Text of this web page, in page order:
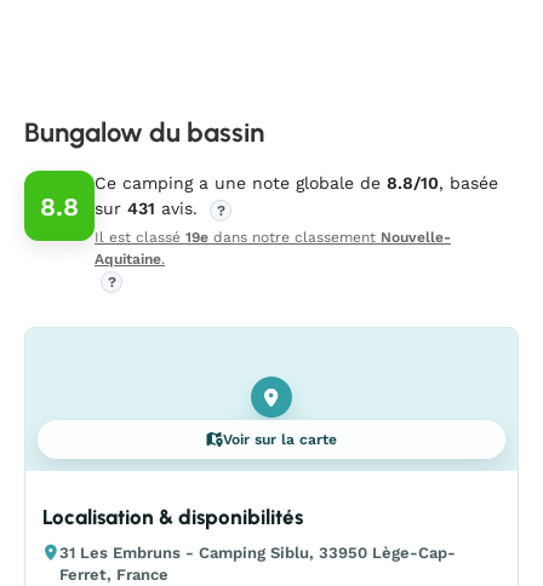
Bungalow du bassin
8.8
Ce camping a une note globale de 8.8/10, basée
sur 431 avis.
?
Il est classé 19e dans notre classement Nouvelle-
Aquitaine.
?
Voir sur la carte
Localisation & disponibilités
31 Les Embruns - Camping Siblu, 33950 Lège-Cap-
Ferret, France